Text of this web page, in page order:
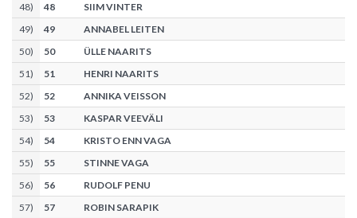
48) 48
SIIM VINTER
49) 49
ANNABEL LEITEN
50) 50
ÜLLE NAARITS
51) 51
HENRI NAARITS
52) 52
ANNIKA VEISSON
53) 53
KASPAR VEEVÄLI
54) 54
KRISTO ENN VAGA
55) 55
STINNE VAGA
56) 56
RUDOLF PENU
57) 57
ROBIN SARAPIK